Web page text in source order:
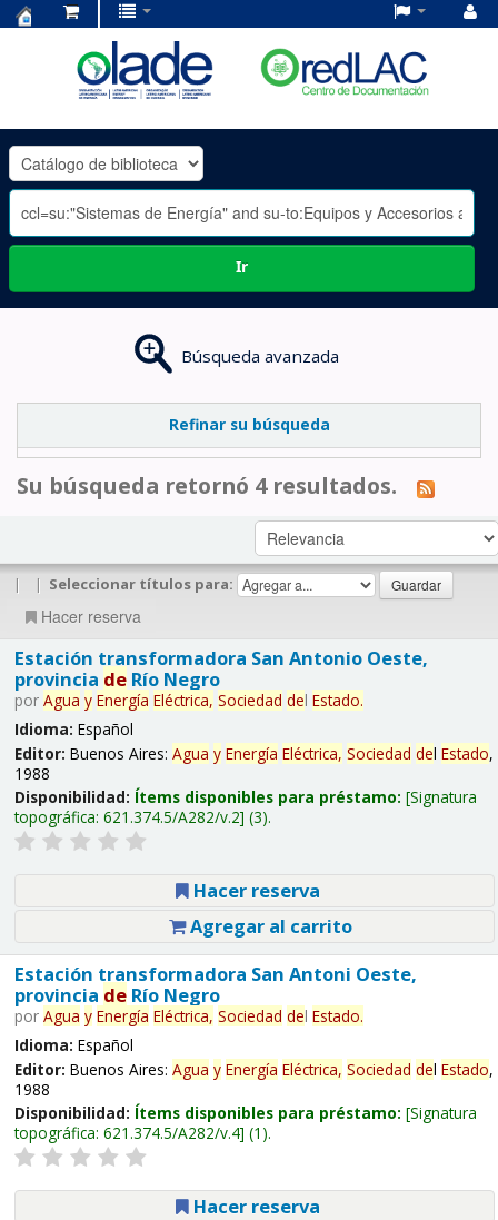
OLADE
-
Ir
Búsqueda avanzada
Refinar su búsqueda
Su búsqueda retornó 4 resultados.
| | Seleccionar títulos para:
Hacer reserva
Estación transformadora San Antonio Oeste,
provincia deRío Negro
por Agua y Energía Eléctrica, Sociedad del Estado.
Idioma: Español
Editor: Buenos Aires: Agua y Energía Eléctrica, Sociedad del Estado,
1988
Disponibilidad: Ítems disponibles para préstamo: Signatura
topográfica: 621.374.5/A282/v.2 (3).
Hacer reserva
Agregar al carrito
Estación transformadora San Antoni Oeste,
provincia deRío Negro
por Agua y Energía Eléctrica, Sociedad del Estado.
Idioma: Español
Editor: Buenos Aires: Agua y Energía Eléctrica, Sociedad del Estado,
1988
Disponibilidad: Ítems disponibles para préstamo: Signatura
topográfica: 621.374.5/A282/v.4 (1).
Hacer reserva